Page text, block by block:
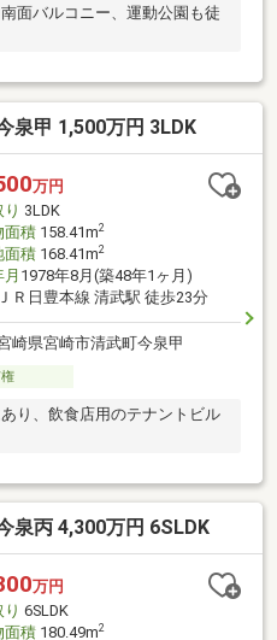
面バルコニー、運動公園も徒
泉甲 1,500万円 3LDK
万円
り 3LDK
面積158.41m2
面積168.41m2
月 1978年8月(築48年1ヶ月)
ＪＲ日豊本線 清武駅 徒歩23分
崎県宮崎市清武町今泉甲
り、飲食店用のテナントビル
泉丙 4,300万円 6SLDK
万円
り 6SLDK
面積180.49m2